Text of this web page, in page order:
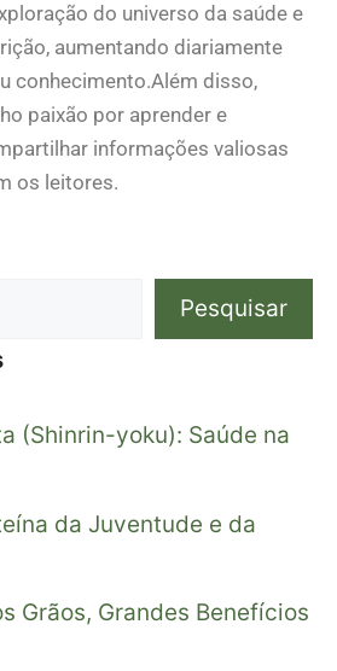
do universo da saúde e
aumentando diariamente
conhecimento.Além disso,
paixão por aprender e
informações valiosas
os leitores.
Pesquisar
(Shinrin-yoku): Saúde na
da Juventude e da
Grãos, Grandes Benefícios